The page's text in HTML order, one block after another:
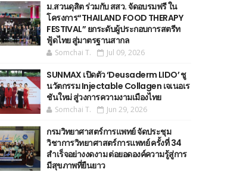
ม.สวนดุสิต ร่วมกับ สสว. จัดอบรมฟรี ใน
โครงการ“THAILAND FOOD THERAPY
FESTIVAL” ยกระดับผู้ประกอบการสตรีท
ฟู้ดไทย สู่มาตรฐานสากล
Somchai T. Jul 09, 2026
SUNMAX เปิดตัว ‘Deusaderm LIDO’ ชู
นวัตกรรม Injectable Collagen เจเนอเร
ชันใหม่ สู่วงการความงามเมืองไทย
Somchai T. Jun 29, 2026
กรมวิทยาศาสตร์การแพทย์ จัดประชุม
วิชาการวิทยาศาสตร์การแพทย์ ครั้งที่ 34
สำเร็จอย่างงดงาม ต่อยอดองค์ความรู้สู่การ
มีสุขภาพที่ยืนยาว